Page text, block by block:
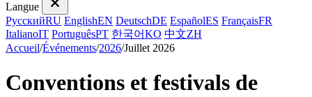
Langue
РусскийRU EnglishEN DeutschDE EspañolES FrançaisFR
ItalianoIT PortuguêsPT 한국어KO 中文ZH
Accueil/Événements/2026/Juillet 2026
Conventions et festivals de